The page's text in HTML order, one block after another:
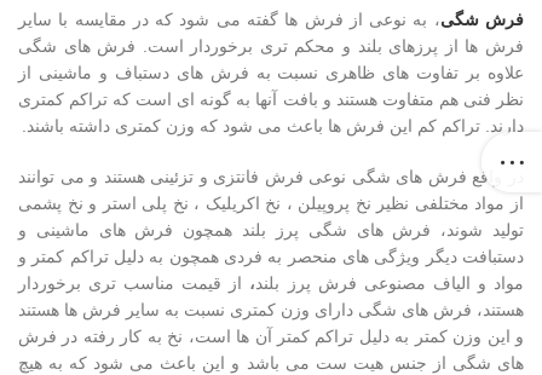
فرش شگی، به نوعی از فرش ها گفته می شود که در مقایسه با سایر
فرش ها از پرزهای بلند و محکم تری برخوردار است. فرش های شگی
علاوه بر تفاوت های ظاهری نسبت به فرش های دستباف و ماشینی از
نظر فنی هم متفاوت هستند و بافت آنها به گونه ای است که تراکم کمتری
دارند. تراکم کم این فرش ها باعث می شود که وزن کمتری داشته باشند.
در واقع فرش های شگی نوعی فرش فانتزی و تزئینی هستند و می توانند
از مواد مختلفی نظیر نخ پروپیلن ، نخ اکریلیک ، نخ پلی استر و نخ پشمی
تولید شوند، فرش های شگی پرز بلند همچون فرش های ماشینی و
دستبافت دیگر ویژگی های منحصر به فردی همچون به دلیل تراکم کمتر و
مواد و الیاف مصنوعی فرش پرز بلند، از قیمت مناسب تری برخوردار
هستند، فرش های شگی دارای وزن کمتری نسبت به سایر فرش ها هستند
و این وزن کمتر به دلیل تراکم کمتر آن ها است، نخ به کار رفته در فرش
های شگی از جنس هیت ست می باشد و این باعث می شود که به هیچ